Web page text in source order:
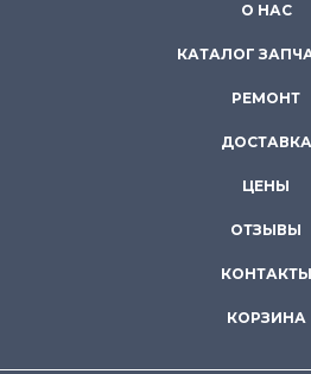
О НАС
КАТАЛОГ
РЕМОНТ
ДОСТАВКА
ЦЕНЫ
ОТЗЫВЫ
КОНТАКТЫ
КОРЗИНА